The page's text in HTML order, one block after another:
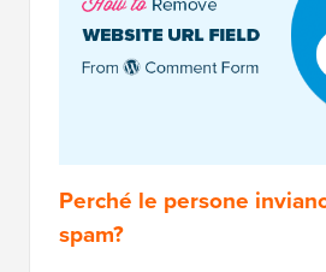
Perché le persone
spam?